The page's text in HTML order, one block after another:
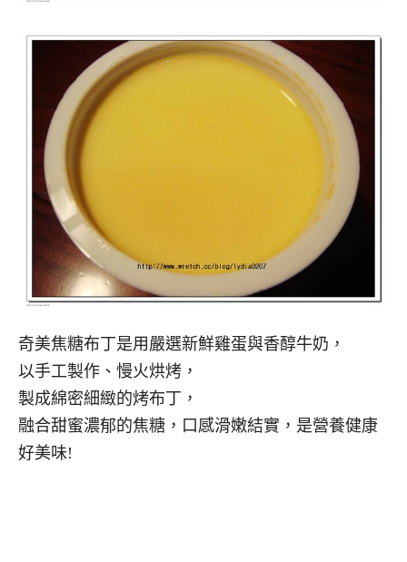
奇美焦糖布丁是用嚴選新鮮雞蛋與香醇牛奶，
以手工製作、慢火烘烤，
製成綿密細緻的烤布丁，
融合甜蜜濃郁的焦糖，口感滑嫩結實，是營養健康
好美味!